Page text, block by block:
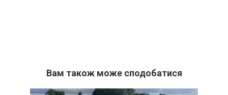
Вам також може сподобатися